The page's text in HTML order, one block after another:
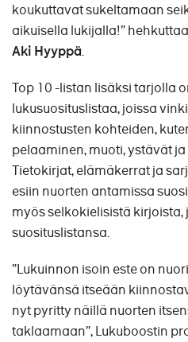
koukuttavat sukeltamaan
aikuisella lukijalla!”
Aki Hyyppä.
Top 10 -listan lisäksi tarjolla
lukusuosituslistaa, joissa
kiinnostusten kohteiden,
pelaaminen, muoti, ystävät
Tietokirjat, elämäkerrat ja
esiin nuorten antamissa
myös selkokielisistä
suosituslistansa.
”Lukuinnon isoin este on
löytävänsä itseään
nyt pyritty näillä nuorten
taklaamaan”, Lukuboostin